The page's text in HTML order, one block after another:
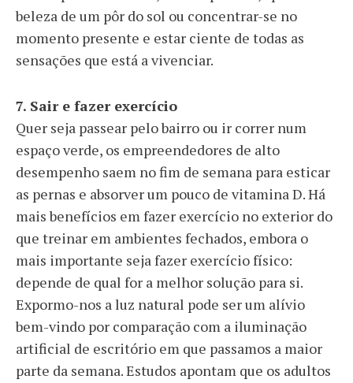
beleza de um pôr do sol ou concentrar-se no
momento presente e estar ciente de todas as
sensações que está a vivenciar.
7. Sair e fazer exercício
Quer seja passear pelo bairro ou ir correr num
espaço verde, os empreendedores de alto
desempenho saem no fim de semana para esticar
as pernas e absorver um pouco de vitamina D. Há
mais benefícios em fazer exercício no exterior do
que treinar em ambientes fechados, embora o
mais importante seja fazer exercício físico:
depende de qual for a melhor solução para si.
Expormo-nos a luz natural pode ser um alívio
bem-vindo por comparação com a iluminação
artificial de escritório em que passamos a maior
parte da semana. Estudos apontam que os adultos